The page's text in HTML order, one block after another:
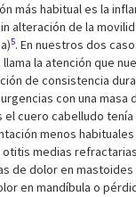
más habitual es la
alteración de la
5. En nuestros dos
la atención que
de consistencia
con una masa
el cuero cabelludo
menos
medias
de dolor en
en mandíbula o